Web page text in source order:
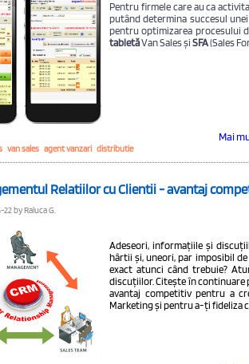
Pentru firmele care au ca
putând determina succesul
pentru optimizarea procesului
tabletăVan Sales și SFA(Sales
Mai
van sales agent vanzari distributie
Relatiilor cu Clientii - avantaj
by Raluca G.
Adeseori, informațiile și
hârtii și, uneori, par imposibil
exact atunci când trebuie?
discuțiilor. Citește în
avantaj competitiv pentru a
Marketing și pentru a-ți fideliza